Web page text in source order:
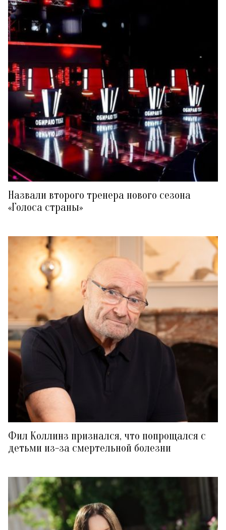
Назвали второго тренера нового сезона
«Голоса страны»
Фил Коллинз признался, что попрощался с
детьми из-за смертельной болезни